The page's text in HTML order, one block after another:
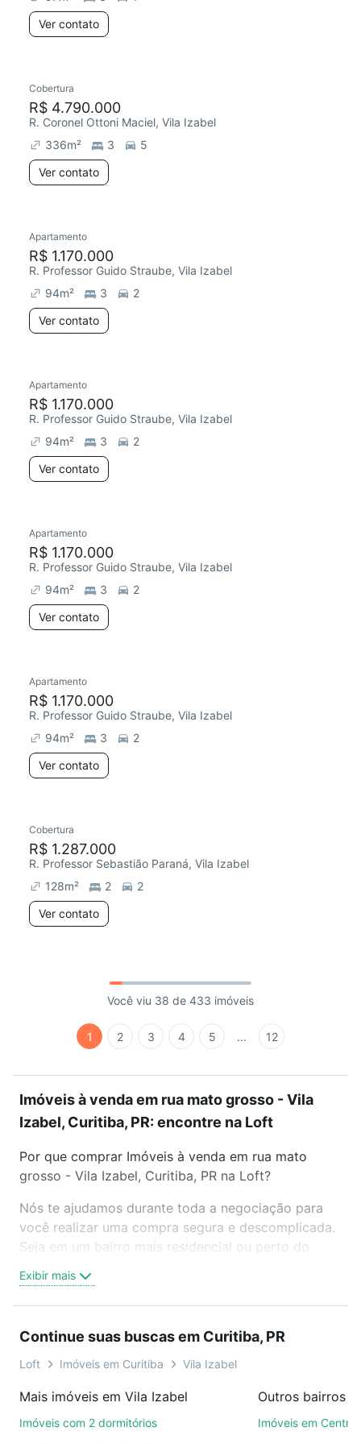
Ver contato
Cobertura
R$ 4.790.000
R. Coronel Ottoni Maciel, Vila Izabel
336m² 3
5
Ver contato
Apartamento
R$ 1.170.000
R. Professor Guido Straube, Vila Izabel
94m² 3
2
Ver contato
Apartamento
R$ 1.170.000
R. Professor Guido Straube, Vila Izabel
94m² 3
2
Ver contato
Apartamento
R$ 1.170.000
R. Professor Guido Straube, Vila Izabel
94m² 3
2
Ver contato
Apartamento
R$ 1.170.000
R. Professor Guido Straube, Vila Izabel
94m² 3
2
Ver contato
Cobertura
R$ 1.287.000
R. Professor Sebastião Paraná, Vila Izabel
128m² 2
2
Ver contato
Você viu 38 de 433 imóveis
1 2 3 4 5 ... 12
Imóveis à venda em rua mato grosso - Vila
Izabel, Curitiba, PR: encontre na Loft
Por que comprar Imóveis à venda em rua mato
grosso - Vila Izabel, Curitiba, PR na Loft?
Nós te ajudamos durante toda a negociação para
você realizar uma compra segura e descomplicada.
Seja em um bairro mais residencial ou perto do
oferta ideal de Imóveis à venda em rua mato grosso
- Vila Izabel, Curitiba, PR para conquistar seu sonho.
é grátis, sem compromisso e você ainda conta com
mais de 46 mil corretores e imobiliárias te ajudando
Como escolher um imóvel?
Exibir mais
Continue suas buscas em Curitiba, PR
Loft Imóveis em Curitiba Vila Izabel
Mais imóveis em Vila Izabel
Imóveis com 2 dormitórios
Outros bairros
Imóveis em Centro